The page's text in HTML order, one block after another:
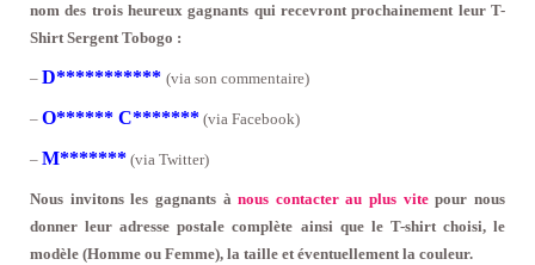
nom des trois heureux gagnants qui recevront prochainement leur T-
Shirt Sergent Tobogo :
– D*********** (via son commentaire)
– O****** C******* (via Facebook)
– M******* (via Twitter)
Nous invitons les gagnants ànous contacter au plus vitepour nous
donner leur adresse postale complète ainsi que le T-shirt choisi, le
modèle (Homme ou Femme), la taille et éventuellement la couleur.